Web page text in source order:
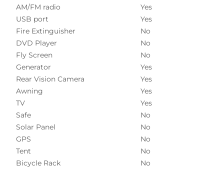
AM/FM radio
Yes
USB port
Yes
Fire Extinguisher
No
DVD Player
No
Fly Screen
No
Generator
Yes
Rear Vision Camera
Yes
Awning
Yes
TV
Yes
Safe
No
Solar Panel
No
GPS
No
Tent
No
Bicycle Rack
No